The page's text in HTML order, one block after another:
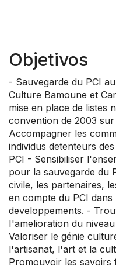
Objetivos
- Sauvegarde du PCI
Culture Bamoune et
mise en place de listes
convention de 2003
Accompagner les
individus detenteurs
PCI - Sensibiliser
pour la sauvegarde du
civile, les partenaires,
en compte du PCI dans
developpements. -
I'amelioration du
Valoriser le génie
l'artisanat, l'art et la
Promouvoir les savoirs